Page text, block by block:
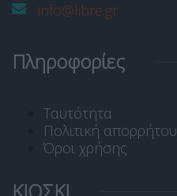
info@libre.gr
Πληροφορίες
Ταυτότητα
Πολιτική απορρήτου
Όροι χρήσης